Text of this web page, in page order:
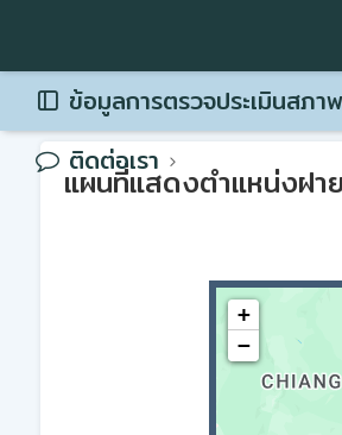
ข้อมูลการตรวจประเมินสภา
ติดต่อเรา
แผนที่แสดงตำแหน่งฝา
+
−